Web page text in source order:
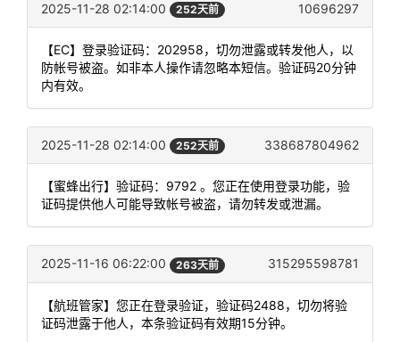
2025-11-28 02:14:00 252天前 10696297
【EC】登录验证码：202958，切勿泄露或转发他人，以
防帐号被盗。如非本人操作请忽略本短信。验证码20分钟
内有效。
2025-11-28 02:14:00 252天前 338687804962
【蜜蜂出行】验证码：9792 。您正在使用登录功能，验
证码提供他人可能导致帐号被盗，请勿转发或泄漏。
2025-11-16 06:22:00 263天前 315295598781
【航班管家】您正在登录验证，验证码2488，切勿将验
证码泄露于他人，本条验证码有效期15分钟。